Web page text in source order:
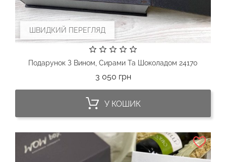
ШВИДКИЙ ПЕРЕГЛЯД
Подарунок З Вином, Сирами Та Шоколадом 24170
3 050 грнЦіна
У КОШИК